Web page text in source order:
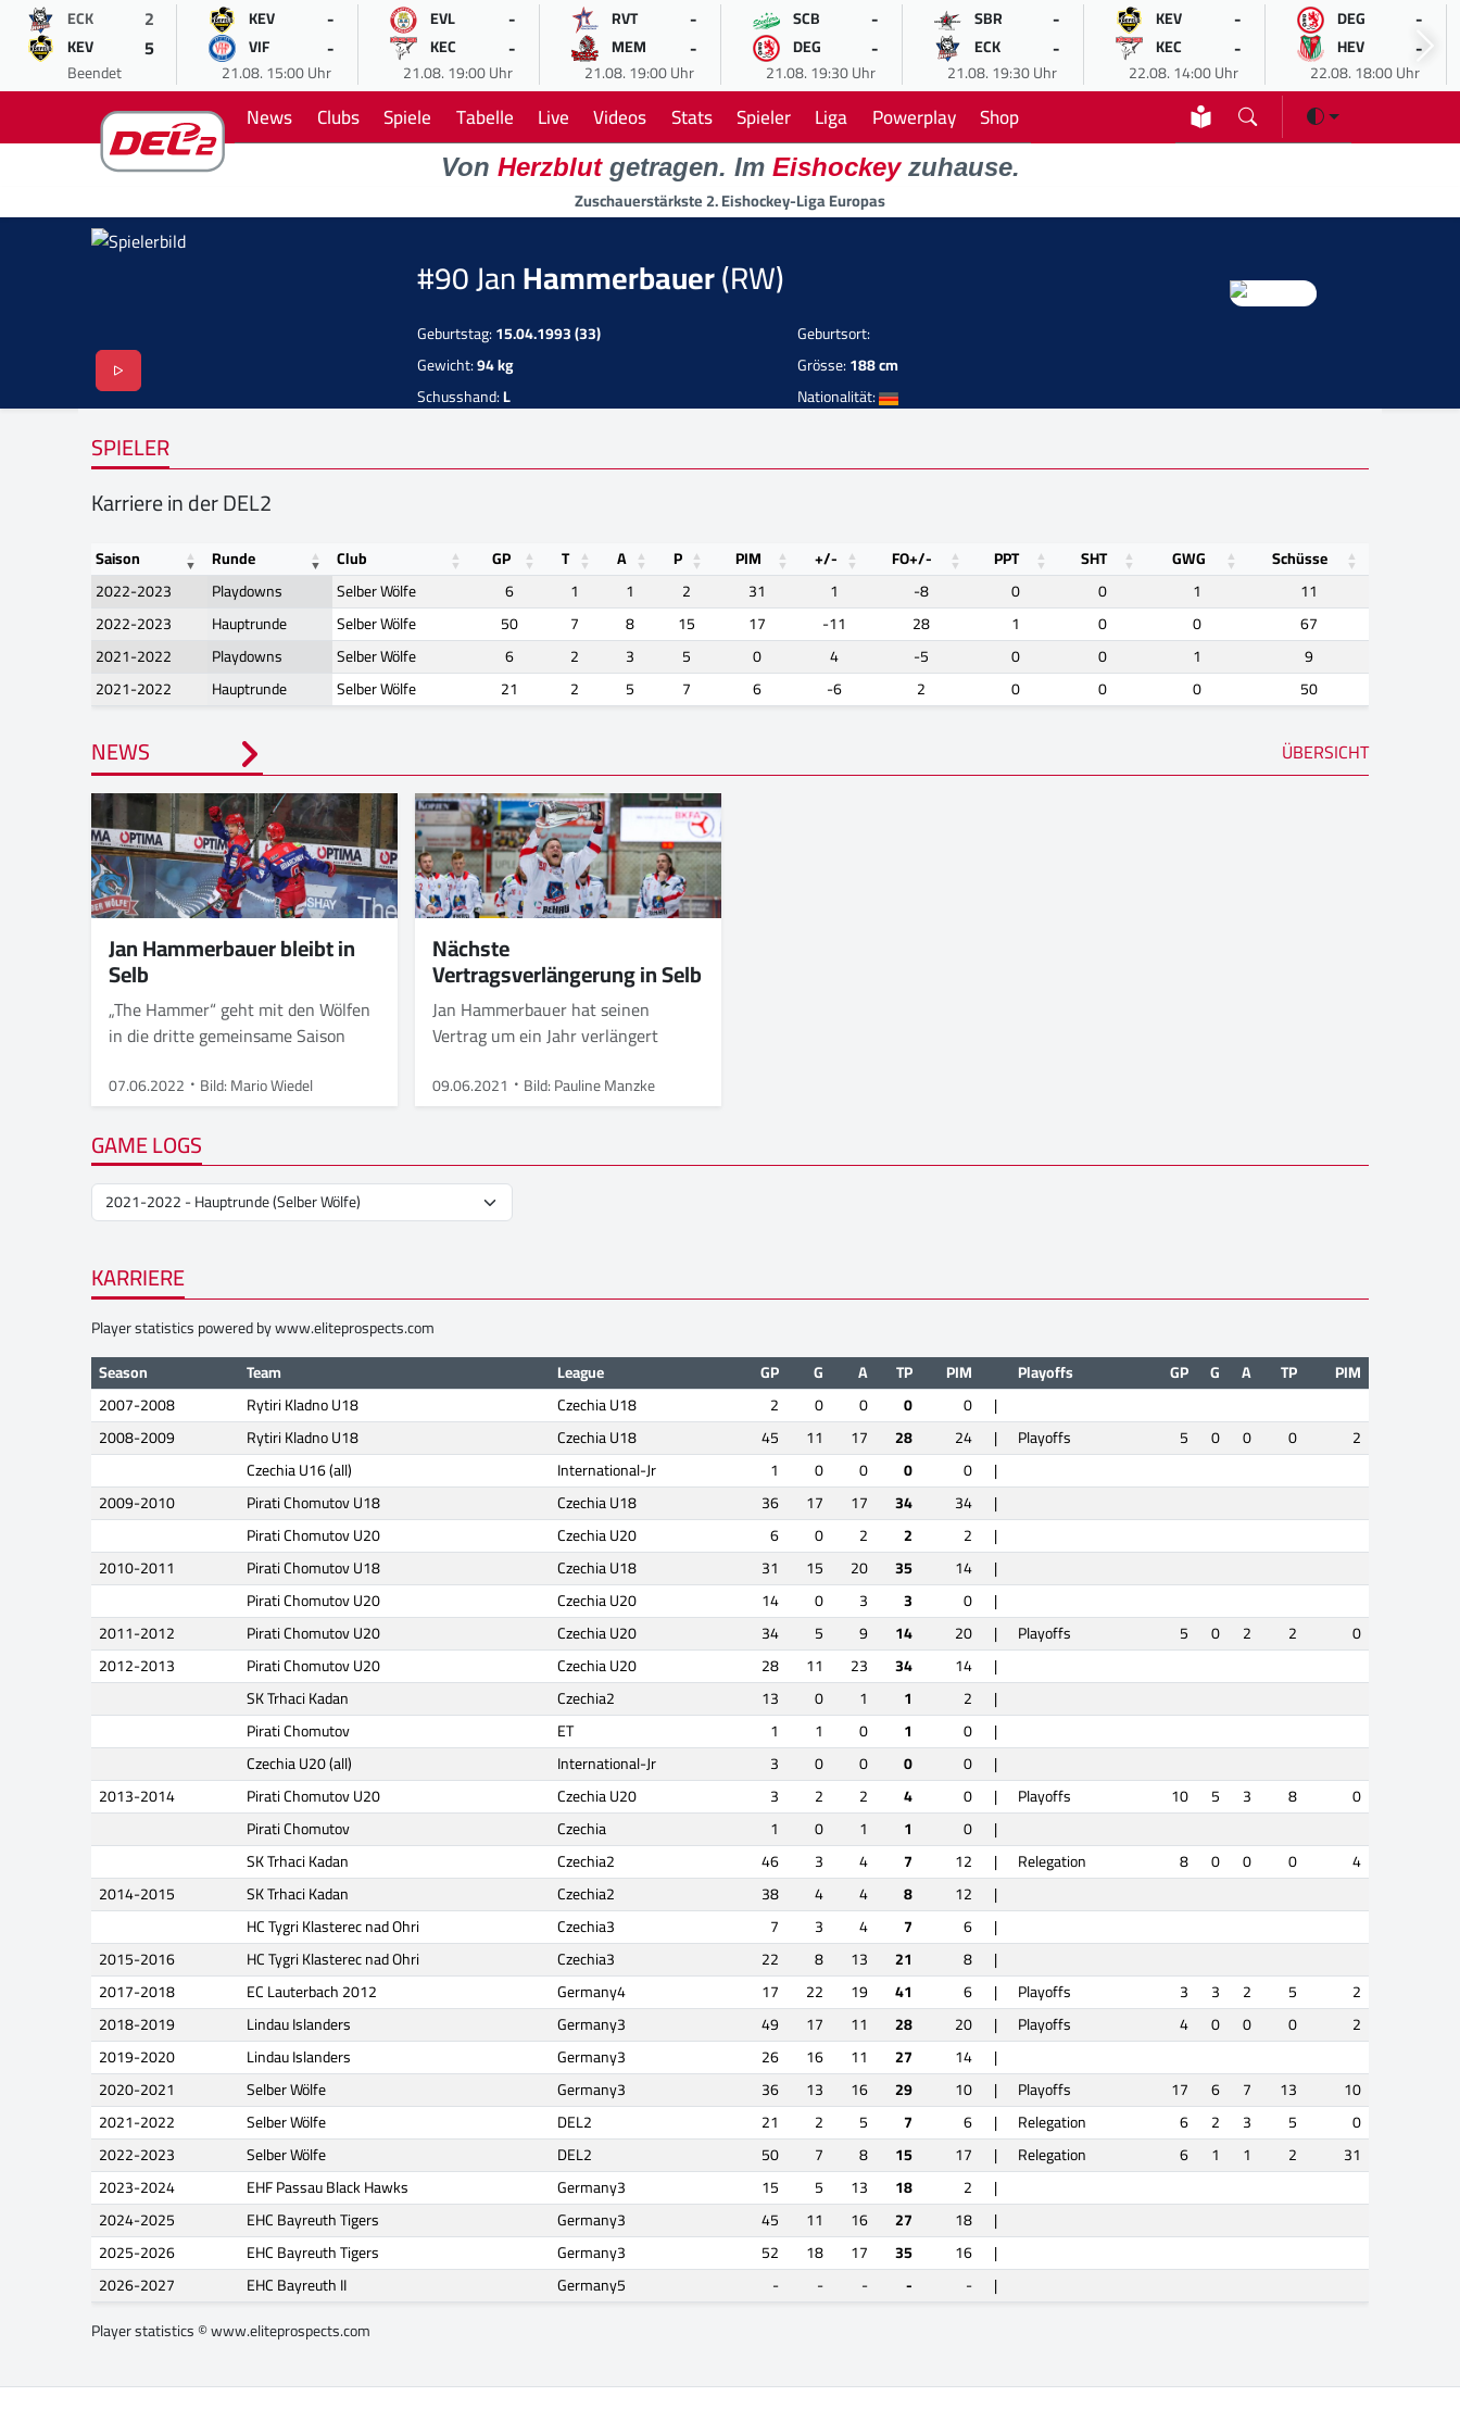
ECK 2
KEV 5
Beendet
KEV -
VIF -
21.08. 15:00 Uhr
EVL -
KEC -
21.08. 19:00 Uhr
RVT -
MEM -
21.08. 19:00 Uhr
SCB -
DEG -
21.08. 19:30 Uhr
SBR -
ECK -
21.08. 19:30 Uhr
KEV -
KEC -
22.08. 14:00 Uhr
DEG -
HEV -
22.08. 18:00 Uhr
News Clubs Spiele Tabelle Live Videos Stats Spieler Liga Powerplay Shop
Von Herzblutgetragen. Im Eishockeyzuhause.
Zuschauerstärkste 2. Eishockey-Liga Europas
#90 JanHammerbauer(RW)
Geburtstag:15.04.1993 (33)
Geburtsort:
Gewicht:94 kg Grösse:188 cm
Schusshand:L Nationalität:
SPIELER
Karriere in der DEL2
Saison Runde Club GP T A P PIM +/- FO+/- PPT SHT GWG
Schüsse
2022-2023
Playdowns Selber Wölfe 6 1 1 2 31 1 -8 0 0 1
11
2022-2023
Hauptrunde Selber Wölfe 50 7 8 15 17 -11 28 1 0 0
67
2021-2022
Playdowns Selber Wölfe 6 2 3 5 0 4 -5 0 0 1
9
2021-2022
Hauptrunde Selber Wölfe 21 2 5 7 6 -6 2 0 0 0 50
NEWS ÜBERSICHT
Jan Hammerbauer bleibt in
Selb
„The Hammer“ geht mit den Wölfen
in die dritte gemeinsame Saison
07.06.2022 Bild: Mario Wiedel
Nächste
Vertragsverlängerung in Selb
Jan Hammerbauer hat seinen
Vertrag um ein Jahr verlängert
09.06.2021 Bild: Pauline Manzke
GAME LOGS
KARRIERE
Player statistics powered bywww.eliteprospects.com
Season
Team League GP G A TP PIM Playoffs GP G A TP
PIM
2007-2008
Rytiri Kladno U18 Czechia U18 2 0 0 0 0
|
2008-2009
Rytiri Kladno U18 Czechia U18 45 11 17 28 24 | Playoffs 5 0 0 0
2
Czechia U16 (all)
International-Jr 1 0 0 0 0
|
2009-2010
Pirati Chomutov U18 Czechia U18 36 17 17 34 34
|
Pirati Chomutov U20
Czechia U20 6 0 2 2 2
|
2010-2011
Pirati Chomutov U18 Czechia U18 31 15 20 35 14
|
Pirati Chomutov U20
Czechia U20 14 0 3 3 0
|
2011-2012
Pirati Chomutov U20 Czechia U20 34 5 9 14 20 | Playoffs 5 0 2 2
0
2012-2013
Pirati Chomutov U20 Czechia U20 28 11 23 34 14
|
SK Trhaci Kadan
Czechia2 13 0 1 1 2
|
Pirati Chomutov
ET 1 1 0 1 0
|
Czechia U20 (all)
International-Jr 3 0 0 0 0
|
2013-2014
Pirati Chomutov U20 Czechia U20 3 2 2 4 0 | Playoffs 10 5 3 8
0
Pirati Chomutov
Czechia 1 0 1 1 0
|
SK Trhaci Kadan
Czechia2 46 3 4 7 12 | Relegation 8 0 0 0
4
2014-2015
SK Trhaci Kadan Czechia2 38 4 4 8 12
|
HC Tygri Klasterec nad Ohri
Czechia3 7 3 4 7 6
|
2015-2016
HC Tygri Klasterec nad Ohri Czechia3 22 8 13 21 8
|
2017-2018
EC Lauterbach 2012 Germany4 17 22 19 41 6 | Playoffs 3 3 2 5
2
2018-2019
Lindau Islanders Germany3 49 17 11 28 20 | Playoffs 4 0 0 0
2
2019-2020
Lindau Islanders Germany3 26 16 11 27 14
|
2020-2021
Selber Wölfe Germany3 36 13 16 29 10 | Playoffs 17 6 7 13
10
2021-2022
Selber Wölfe DEL2 21 2 5 7 6 | Relegation 6 2 3 5
0
2022-2023
Selber Wölfe DEL2 50 7 8 15 17 | Relegation 6 1 1 2
31
2023-2024
EHF Passau Black Hawks Germany3 15 5 13 18 2
|
2024-2025
EHC Bayreuth Tigers Germany3 45 11 16 27 18
|
2025-2026
EHC Bayreuth Tigers Germany3 52 18 17 35 16
|
2026-2027
EHC Bayreuth II Germany5 - - - - -
|
Player statistics ©www.eliteprospects.com